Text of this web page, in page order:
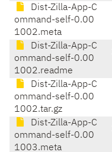
Dist-Zilla-App-C
ommand-self-0.00
1002.meta
Dist-Zilla-App-C
ommand-self-0.00
1002.readme
Dist-Zilla-App-C
ommand-self-0.00
1002.tar.gz
Dist-Zilla-App-C
ommand-self-0.00
1003.meta